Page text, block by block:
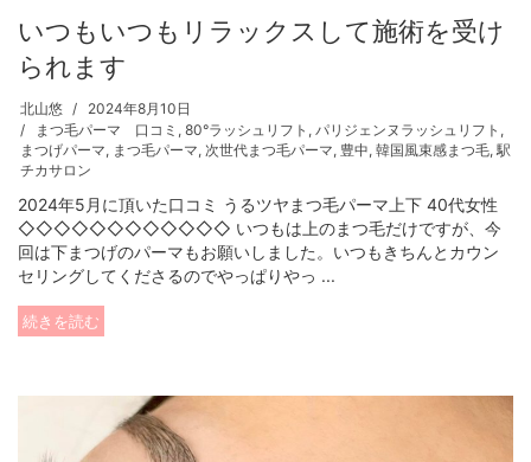
いつもいつもリラックスして施術を受け
られます
北山悠
2024年8月10日
まつ毛パーマ 口コミ , 80°ラッシュリフト , パリジェンヌラッシュリフト ,
まつげパーマ, まつ毛パーマ, 次世代まつ毛パーマ, 豊中, 韓国風束感まつ毛,駅
チカサロン
2024年5月に頂いた口コミ うるツヤまつ毛パーマ上下 40代女性
◇◇◇◇◇◇◇◇◇◇◇◇ いつもは上のまつ毛だけですが、今
回は下まつげのパーマもお願いしました。いつもきちんとカウン
セリングしてくださるのでやっぱりやっ ...
続きを読む